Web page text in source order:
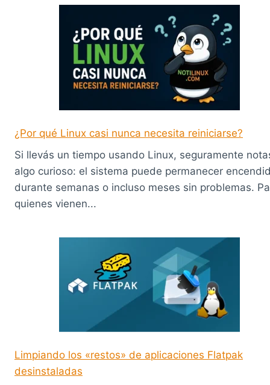
¿Por qué Linux casi nunca necesita reiniciarse?
Si llevás un tiempo usando Linux, seguramente
algo curioso: el sistema puede permanecer
durante semanas o incluso meses sin problemas.
quienes vienen...
Limpiando los «restos» de aplicaciones Flatpak
desinstaladas